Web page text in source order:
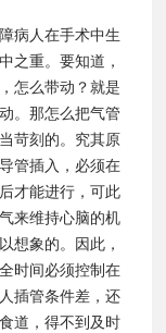
病人在手术中生
之重。要知道，
怎么带动？就是
。那怎么把气管
苛刻的。究其原
管插入，必须在
才能进行，可此
来维持心脑的机
想象的。因此，
时间必须控制在
插管条件差，还
道，得不到及时